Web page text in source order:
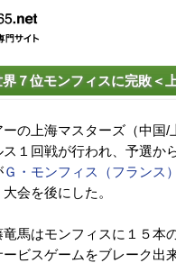
７位モンフィスに完敗＜
の上海マスターズ（中国/
ス１回戦が行われ、予選か
Ｇ・モンフィス（フランス）
会を後にした。
竜馬はモンフィスに１５本
ビスゲームをブレーク出